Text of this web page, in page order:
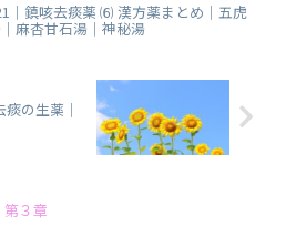
｜鎮咳去痰薬 ⑹ 漢方薬まとめ｜五虎
麻杏甘石湯｜神秘湯
の生薬｜
３章